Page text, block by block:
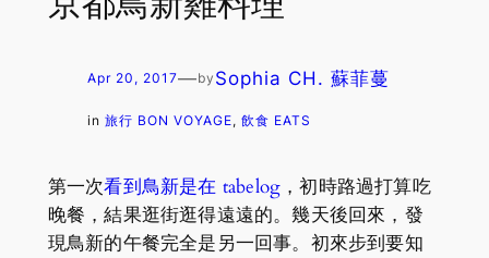
Apr 20, 2017—by Sophia CH. 蘇菲蔓
in 旅行 BON VOYAGE, 飲食 EATS
第一次看到鳥新是在 tabelog ，初時路過打算吃
晚餐，結果逛街逛得遠遠的。幾天後回來，發
現鳥新的午餐完全是另一回事。初來步到要知